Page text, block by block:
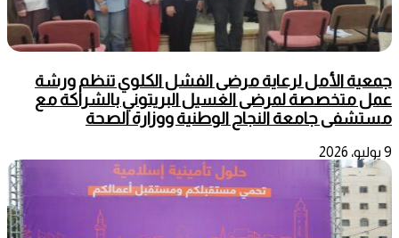
جمعية الأمل لرعاية مرضى الفشل الكلوي تنظم ورشة
عمل متخصصة لمرضى الغسيل البريتوني بالشراكة مع
مستشفى جامعة النجاح الوطنية ووزارة الصحة
9 يوليو، 2026